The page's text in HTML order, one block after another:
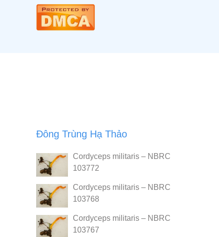
Đông Trùng Hạ Thảo
Cordyceps militaris – NBRC
103772
Cordyceps militaris – NBRC
103768
Cordyceps militaris – NBRC
103767